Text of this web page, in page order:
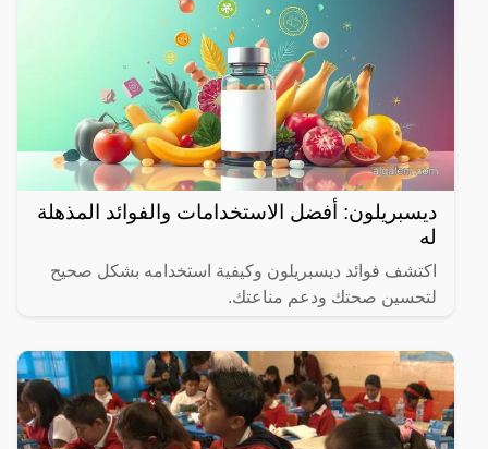
ديسبريلون: أفضل الاستخدامات والفوائد المذهلة
له
اكتشف فوائد ديسبريلون وكيفية استخدامه بشكل صحيح
لتحسين صحتك ودعم مناعتك.